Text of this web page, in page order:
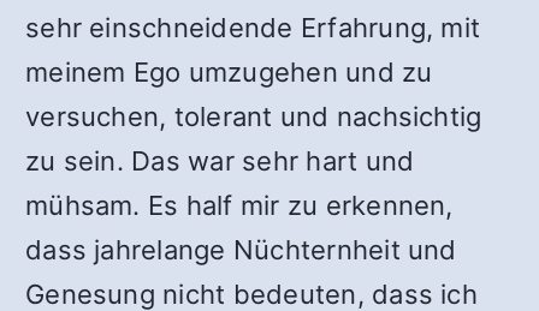
sehr einschneidende Erfahrung, mit
meinem Ego umzugehen und zu
versuchen, tolerant und nachsichtig
zu sein. Das war sehr hart und
mühsam. Es half mir zu erkennen,
dass jahrelange Nüchternheit und
Genesung nicht bedeuten, dass ich